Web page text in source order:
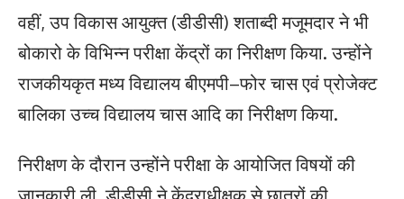
वहीं, उप विकास आयुक्त (डीडीसी) शताब्दी मजूमदार ने भी
बोकारो के विभिन्न परीक्षा केंद्रों का निरीक्षण किया. उन्होंने
राजकीयकृत मध्य विद्यालय बीएमपी–फोर चास एवं प्रोजेक्ट
बालिका उच्च विद्यालय चास आदि का निरीक्षण किया.
निरीक्षण के दौरान उन्होंने परीक्षा के आयोजित विषयों की